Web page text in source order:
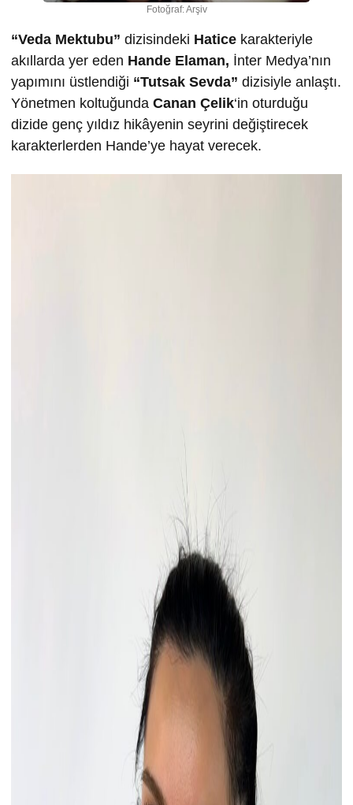
Fotoğraf: Arşiv
“Veda Mektubu” dizisindeki Hatice karakteriyle
akıllarda yer eden Hande Elaman, İnter Medya’nın
yapımını üstlendiği “Tutsak Sevda” dizisiyle anlaştı.
Yönetmen koltuğunda Canan Çelik‘in oturduğu
dizide genç yıldız hikâyenin seyrini değiştirecek
karakterlerden Hande’ye hayat verecek.